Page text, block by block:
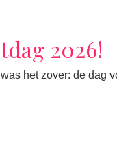
2026!
het zover: de dag